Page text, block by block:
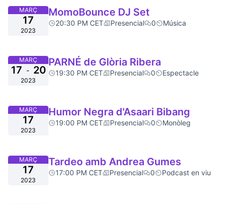
MARÇ
17
2023
MomoBounce DJ Set
20:30 PM CET Presencial 0 Música
MARÇ
17 - 20
2023
PARNÉ de Glòria Ribera
19:30 PM CET Presencial 0 Espectacle
MARÇ
17
2023
Humor Negra d'Asaari Bibang
19:00 PM CET Presencial 0 Monòleg
MARÇ
17
2023
Tardeo amb Andrea Gumes
17:00 PM CET Presencial 0 Podcast en viu